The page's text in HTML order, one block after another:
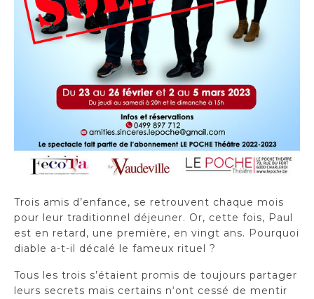
Trois amis d’enfance, se retrouvent chaque mois
pour leur traditionnel déjeuner. Or, cette fois, Paul
est en retard, une première, en vingt ans. Pourquoi
diable a-t-il décalé le fameux rituel ?
Tous les trois s’étaient promis de toujours partager
leurs secrets mais certains n‘ont cessé de mentir